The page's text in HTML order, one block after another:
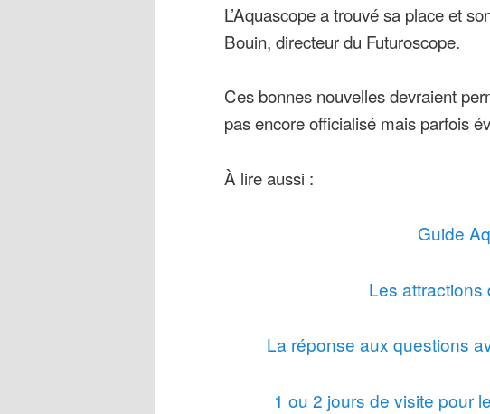
L’Aquascope a trouvé sa place et
Bouin, directeur du Futuroscope.
Ces bonnes nouvelles devraient
pas encore officialisé mais parfois
À lire aussi :
Guide
Les attractions
La réponse aux questions
1 ou 2 jours de visite pour